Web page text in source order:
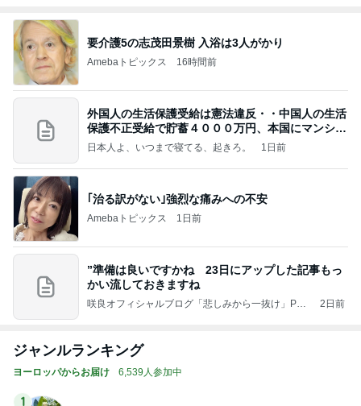
要介護5の志茂田景樹 入浴は3人がかり
Amebaトピックス 16時間前
外国人の生活保護受給は憲法違反・・中国人の生活
保護不正受給で貯蓄４０００万円、本国にマンショ
ンを
日本人よ、いつまで寝てる、起きろ。 1日前
｢治る訳がない｣強烈な痛みへの不安
Amebaトピックス 1日前
”準備は良いですかね 23日にアップした記事もっ
かい流しておきますね
咲良オフィシャルブログ「悲しみから一抜け」Pow
2日前
ジャンルランキング
ヨーロッパからお届け 6,539人参加中
1